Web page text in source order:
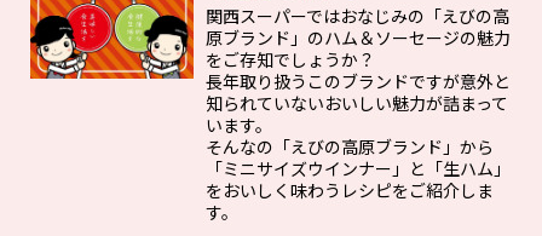
関西スーパーではおなじみの「えびの高
原ブランド」のハム＆ソーセージの魅力
をご存知でしょうか？
長年取り扱うこのブランドですが意外と
知られていないおいしい魅力が詰まって
います。
そんなの「えびの高原ブランド」から
「ミニサイズウインナー」と「生ハム」
をおいしく味わうレシピをご紹介しま
す。